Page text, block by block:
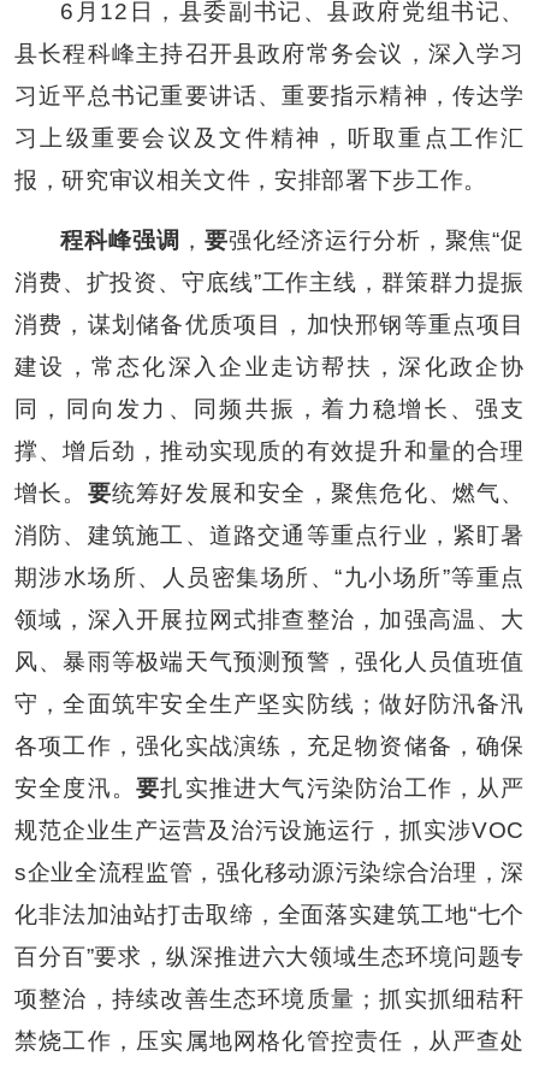
6 月 12 日，县委副书记、县政府党组书记、
县长程科峰主持召开县政府常务会议，深入学习
习近平总书记重要讲话、重要指示精神，传达学
习上级重要会议及文件精神，听取重点工作汇
报，研究审议相关文件，安排部署下步工作。
程科峰强调 ， 要强化经济运行分析， 聚焦“促
消费、扩投资、守底线”工作主线， 群策群力提振
消费，谋划储备优质项目，加快邢钢等重点项目
建设，常态化深入企业走访帮扶，深化政企协
同，同向发力、同频共振，着力稳增长、强支
撑、增后劲，推动实现质的有效提升和量的合理
增长。 要统筹好发展和安全， 聚焦危化、燃气、
消防、建筑施工、道路交通等重点行业，紧盯暑
期涉水场所、
人员密集场所、“九小场所”等重点
领域，深入开展拉网式排查整治， 加强高温、大
风、暴雨等极端天气预测预警，强化人员值班值
守，全面筑牢安全生产坚实防线；做好防汛备汛
各项工作，强化实战演练，充足物资储备，确保
安全度汛。要扎实推进大气污染防治工作，从严
规范企业生产运营及治污设施运行，抓实涉VOC
s企业全流程监管，强化移动源污染综合治理，深
化非法加油站打击取缔，全面落实建筑工地“七个
百分百”要求，纵深推进六大领域生态环境问题专
项整治，持续改善生态环境质量； 抓实抓细秸秆
禁烧工作，压实属地网格化管控责任，从严查处